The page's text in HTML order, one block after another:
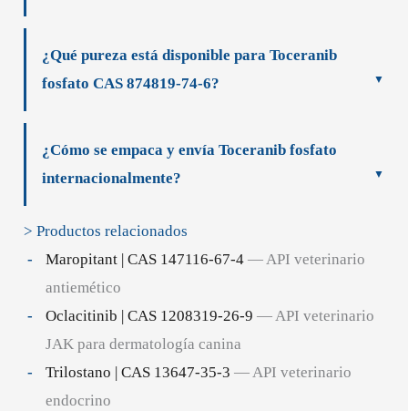
¿Qué pureza está disponible para Toceranib
fosfato CAS 874819-74-6?
¿Cómo se empaca y envía Toceranib fosfato
internacionalmente?
> Productos relacionados
Maropitant | CAS 147116-67-4— API veterinario
antiemético
Oclacitinib | CAS 1208319-26-9 — API veterinario
JAK para dermatología canina
Trilostano | CAS 13647-35-3 — API veterinario
endocrino